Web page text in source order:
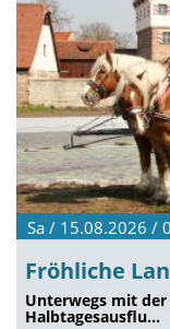
Sa / 15.08.2026 /
Fröhliche
Unterwegs mit
Halbtagesausflu…